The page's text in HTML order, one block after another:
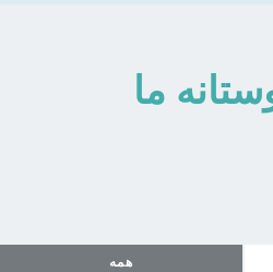
ما
همه